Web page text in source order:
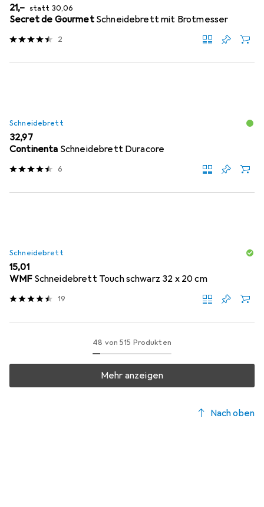
EUR
21,– statt EUR
30,06
Secret de Gourmet Schneidebrett mit Brotmesser
2
Schneidebrett
EUR
32,97
Continenta Schneidebrett Duracore
6
Schneidebrett
EUR
15,01
WMF Schneidebrett Touch schwarz 32 x 20 cm
19
48 von 515 Produkten
Mehr anzeigen
Nach oben